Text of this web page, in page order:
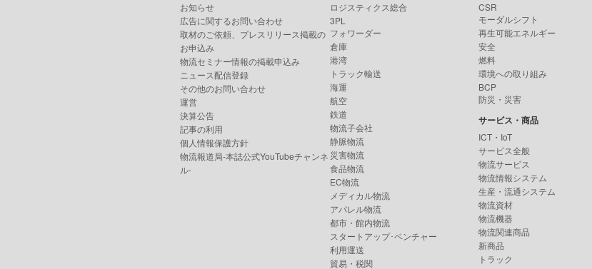
お知らせ
広告に関するお問い合わせ
取材のご依頼、プレスリリース掲載の
お申込み
物流セミナー情報の掲載申込み
ニュース配信登録
その他のお問い合わせ
運営
決算公告
記事の利用
個人情報保護方針
物流報道局-本誌公式YouTubeチャンネ
ル-
ロジスティクス総合
3PL
フォワーダー
倉庫
港湾
トラック輸送
海運
航空
鉄道
物流子会社
静脈物流
災害物流
食品物流
EC物流
メディカル物流
アパレル物流
都市・館内物流
スタートアップ･ベンチャー
利用運送
貿易・税関
CSR
モーダルシフト
再生可能エネルギー
安全
燃料
環境への取り組み
BCP
防災・災害
サービス・商品
ICT・IoT
サービス全般
物流サービス
物流情報システム
生産・流通システム
物流資材
物流機器
物流関連商品
新商品
トラック